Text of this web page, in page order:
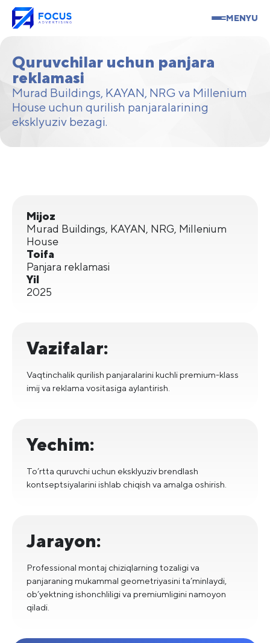
MENYU
Quruvchilar uchun panjara
reklamasi
Murad Buildings, KAYAN, NRG va Millenium
House uchun qurilish panjaralarining
eksklyuziv bezagi.
Mijoz
Murad Buildings, KAYAN, NRG, Millenium
House
Toifa
Panjara reklamasi
Yil
2025
Vazifalar:
Vaqtinchalik qurilish panjaralarini kuchli premium-klass
imij va reklama vositasiga aylantirish.
Yechim:
To’rtta quruvchi uchun eksklyuziv brendlash
kontseptsiyalarini ishlab chiqish va amalga oshirish.
Jarayon:
Professional montaj chiziqlarning tozaligi va
panjaraning mukammal geometriyasini ta’minlaydi,
ob’yektning ishonchliligi va premiumligini namoyon
qiladi.